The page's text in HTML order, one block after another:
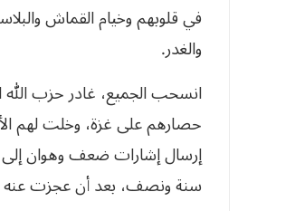
في قلوبهم وخيام القماش
والغدر.
انسحب الجميع، غادر حزب الله
حصارهم على غزة، وخلت لهم
إرسال إشارات ضعف وهوان إلى
سنة ونصف، بعد أن عجزت عنه